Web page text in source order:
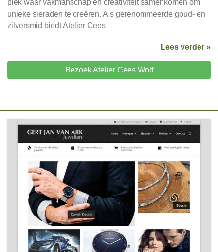
plek waar vakmanschap en creativiteit samenkomen om
unieke sieraden te creëren. Als gerenommeerde goud- en
zilversmid biedt Atelier Cees
Lees verder »
Bezoek Atelier Cees Wolf